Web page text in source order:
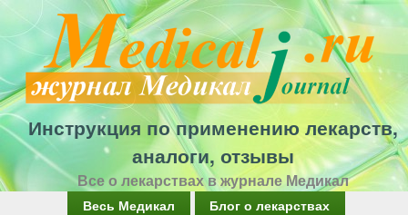
Перейти
к
основному
содержанию
Инструкция по применению лекарств,
аналоги, отзывы
Все о лекарствах в журнале Медикал
Весь Медикал
Блог о лекарствах